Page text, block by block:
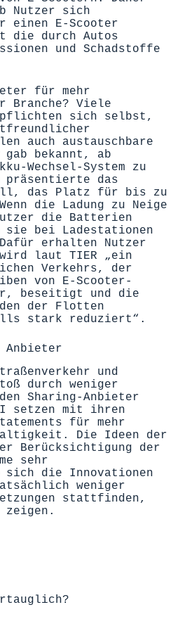
Nutzer sich
E-Scooter
die durch Autos
und Schadstoffe
für mehr
Branche? Viele
sich selbst,
auch austauschbare
bekannt, ab
Wechsel-System zu
präsentierte das
das Platz für bis zu
die Ladung zu Neige
die Batterien
sie bei Ladestationen
erhalten Nutzer
laut TIER „ein
Verkehrs, der
von E-Scooter-
beseitigt und die
der Flotten
stark reduziert“.
Anbieter
und
durch weniger
Sharing-Anbieter
setzen mit ihren
für mehr
Die Ideen der
Berücksichtigung der
sehr
sich die Innovationen
weniger
stattfinden,